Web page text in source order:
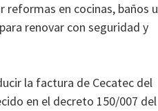
reformas en cocinas, baños u
renovar con seguridad y
la factura de Cecatec del
en el decreto 150/007 del